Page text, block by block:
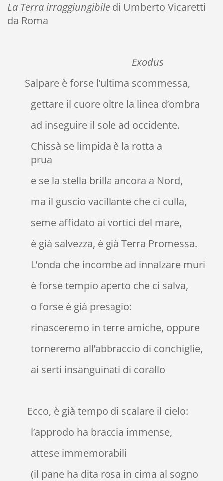
La Terra irraggiungibiledi Umberto Vicaretti
da Roma
Exodus
Salpare è forse l’ultima scommessa,
gettare il cuore oltre la linea d’ombra
ad inseguire il sole ad occidente.
Chissà se limpida è la rotta a
prua
e se la stella brilla ancora a Nord,
ma il guscio vacillante che ci culla,
seme affidato ai vortici del mare,
è già salvezza, è già Terra Promessa.
L’onda che incombe ad innalzare muri
è forse tempio aperto che ci salva,
o forse è già presagio:
rinasceremo in terre amiche, oppure
torneremo all’abbraccio di conchiglie,
ai serti insanguinati di corallo
Ecco, è già tempo di scalare il cielo:
l’approdo ha braccia immense,
attese immemorabili
(il pane ha dita rosa in cima al sogno